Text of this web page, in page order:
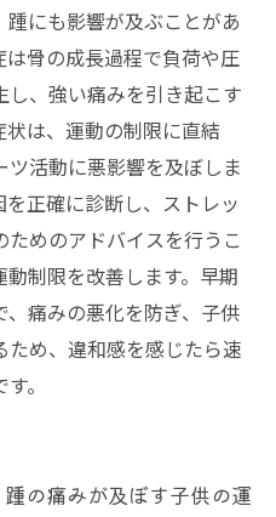
にも影響が及ぶことがあ
骨の成長過程で負荷や圧
、強い痛みを引き起こす
は、運動の制限に直結
活動に悪影響を及ぼしま
正確に診断し、ストレッ
めのアドバイスを行うこ
制限を改善します。早期
痛みの悪化を防ぎ、子供
め、違和感を感じたら速
。
の痛みが及ぼす子供の運